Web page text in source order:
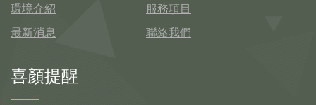
環境介紹
服務項目
最新消息
聯絡我們
喜顏提醒